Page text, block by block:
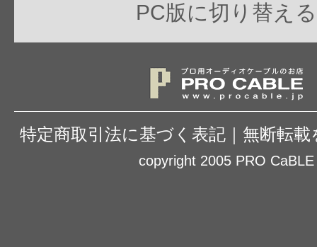
PC版に切り替える
特定商取引法に基づく表記 無断転載
copyright 2005 PRO CaBLE